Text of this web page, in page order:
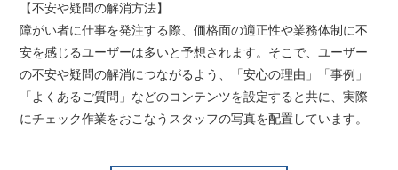
【不安や疑問の解消方法】
障がい者に仕事を発注する際、価格面の適正性や業務体制に不
安を感じるユーザーは多いと予想されます。そこで、ユーザー
の不安や疑問の解消につながるよう、「安心の理由」「事例」
「よくあるご質問」などのコンテンツを設定すると共に、実際
にチェック作業をおこなうスタッフの写真を配置しています。